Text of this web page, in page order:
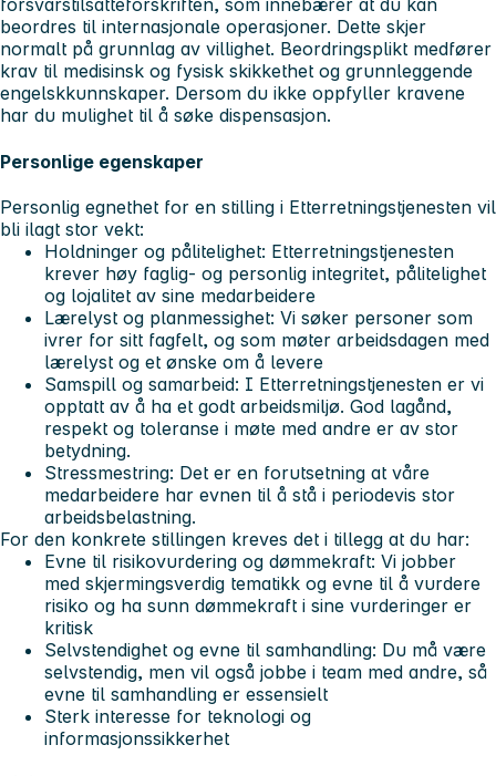
forsvarstilsatteforskriften, som innebærer at du kan
beordres til internasjonale operasjoner. Dette skjer
normalt på grunnlag av villighet. Beordringsplikt medfører
krav til medisinsk og fysisk skikkethet og grunnleggende
engelskkunnskaper. Dersom du ikke oppfyller kravene
har du mulighet til å søke dispensasjon.
Personlige egenskaper
Personlig egnethet for en stilling i Etterretningstjenesten vil
bli ilagt stor vekt:
Holdninger og pålitelighet: Etterretningstjenesten
krever høy faglig- og personlig integritet, pålitelighet
og lojalitet av sine medarbeidere
Lærelyst og planmessighet: Vi søker personer som
ivrer for sitt fagfelt, og som møter arbeidsdagen med
lærelyst og et ønske om å levere
Samspill og samarbeid: I Etterretningstjenesten er vi
opptatt av å ha et godt arbeidsmiljø. God lagånd,
respekt og toleranse i møte med andre er av stor
betydning.
Stressmestring: Det er en forutsetning at våre
medarbeidere har evnen til å stå i periodevis stor
arbeidsbelastning.
For den konkrete stillingen kreves det i tillegg at du har:
Evne til risikovurdering og dømmekraft: Vi jobber
med skjermingsverdig tematikk og evne til å vurdere
risiko og ha sunn dømmekraft i sine vurderinger er
kritisk
Selvstendighet og evne til samhandling: Du må være
selvstendig, men vil også jobbe i team med andre, så
evne til samhandling er essensielt
Sterk interesse for teknologi og
informasjonssikkerhet